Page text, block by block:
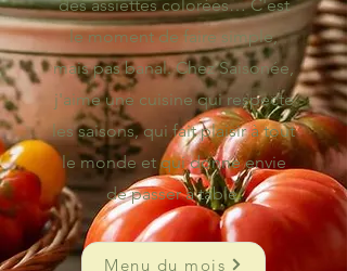
des assiettes colorées… C'est
le moment de faire simple,
mais pas banal. Chez Saisonée,
j'aime une cuisine qui respecte
les saisons, qui fait plaisir à tout
le monde et qui donne envie
de passer à table.
Menu du mois